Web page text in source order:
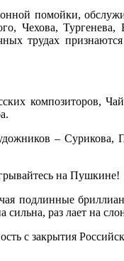
помойки,
Чехова,
трудах
композиторов,
– Сурикова,
на Пушкине!
подлинные
раз лает на
с закрытия